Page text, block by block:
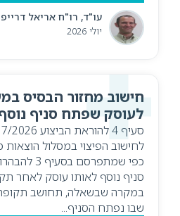
עו"ד, רו"ח אריאל
יולי 2026
חישוב מחזור הבסיס
לעוסק שפתח סניף
לחישוב הפיצוי במסלול הוצאות
כפי
סניף נוסף לאותו עוסק לאחר
במקרה שבשאלה, תחושב
שבו נפתח הסניף...